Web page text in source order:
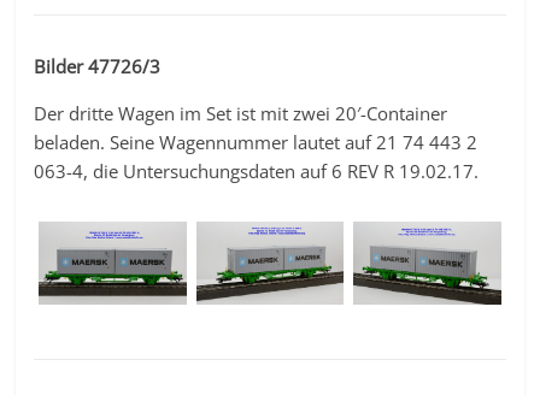
Bilder 47726/3
Der dritte Wagen im Set ist mit zwei 20′-Container
beladen. Seine Wagennummer lautet auf 21 74 443 2
063-4, die Untersuchungsdaten auf 6 REV R 19.02.17.